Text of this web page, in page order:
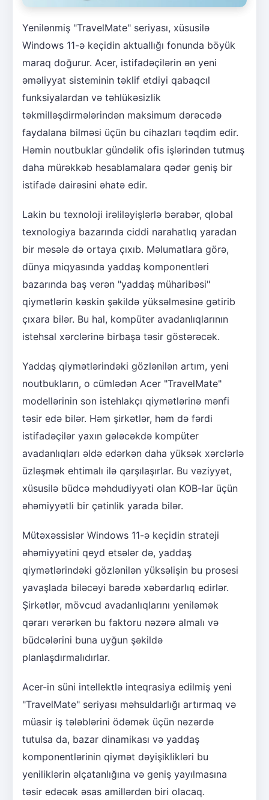
Yenilənmiş "TravelMate" seriyası, xüsusilə
Windows 11-ə keçidin aktuallığı fonunda böyük
maraq doğurur. Acer, istifadəçilərin ən yeni
əməliyyat sisteminin təklif etdiyi qabaqcıl
funksiyalardan və təhlükəsizlik
təkmilləşdirmələrindən maksimum dərəcədə
faydalana bilməsi üçün bu cihazları təqdim edir.
Həmin noutbuklar gündəlik ofis işlərindən tutmuş
daha mürəkkəb hesablamalara qədər geniş bir
istifadə dairəsini əhatə edir.
Lakin bu texnoloji irəliləyişlərlə bərabər, qlobal
texnologiya bazarında ciddi narahatlıq yaradan
bir məsələ də ortaya çıxıb. Məlumatlara görə,
dünya miqyasında yaddaş komponentləri
bazarında baş verən "yaddaş müharibəsi"
qiymətlərin kəskin şəkildə yüksəlməsinə gətirib
çıxara bilər. Bu hal, kompüter avadanlıqlarının
istehsal xərclərinə birbaşa təsir göstərəcək.
Yaddaş qiymətlərindəki gözlənilən artım, yeni
noutbukların, o cümlədən Acer "TravelMate"
modellərinin son istehlakçı qiymətlərinə mənfi
təsir edə bilər. Həm şirkətlər, həm də fərdi
istifadəçilər yaxın gələcəkdə kompüter
avadanlıqları əldə edərkən daha yüksək xərclərlə
üzləşmək ehtimalı ilə qarşılaşırlar. Bu vəziyyət,
xüsusilə büdcə məhdudiyyəti olan KOB-lar üçün
əhəmiyyətli bir çətinlik yarada bilər.
Mütəxəssislər Windows 11-ə keçidin strateji
əhəmiyyətini qeyd etsələr də, yaddaş
qiymətlərindəki gözlənilən yüksəlişin bu prosesi
yavaşlada biləcəyi barədə xəbərdarlıq edirlər.
Şirkətlər, mövcud avadanlıqlarını yeniləmək
qərarı verərkən bu faktoru nəzərə almalı və
büdcələrini buna uyğun şəkildə
planlaşdırmalıdırlar.
Acer-in süni intellektlə inteqrasiya edilmiş yeni
"TravelMate" seriyası məhsuldarlığı artırmaq və
müasir iş tələblərini ödəmək üçün nəzərdə
tutulsa da, bazar dinamikası və yaddaş
komponentlərinin qiymət dəyişiklikləri bu
yeniliklərin əlçatanlığına və geniş yayılmasına
təsir edəcək əsas amillərdən biri olacaq.